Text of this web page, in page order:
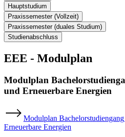
Hauptstudium
Praxissemester (Vollzeit)
Praxissemester (duales Studium)
Studienabschluss
EEE - Modulplan
Modulplan
und Erneuerbare Energien
Modulplan
Erneuerbare Energien